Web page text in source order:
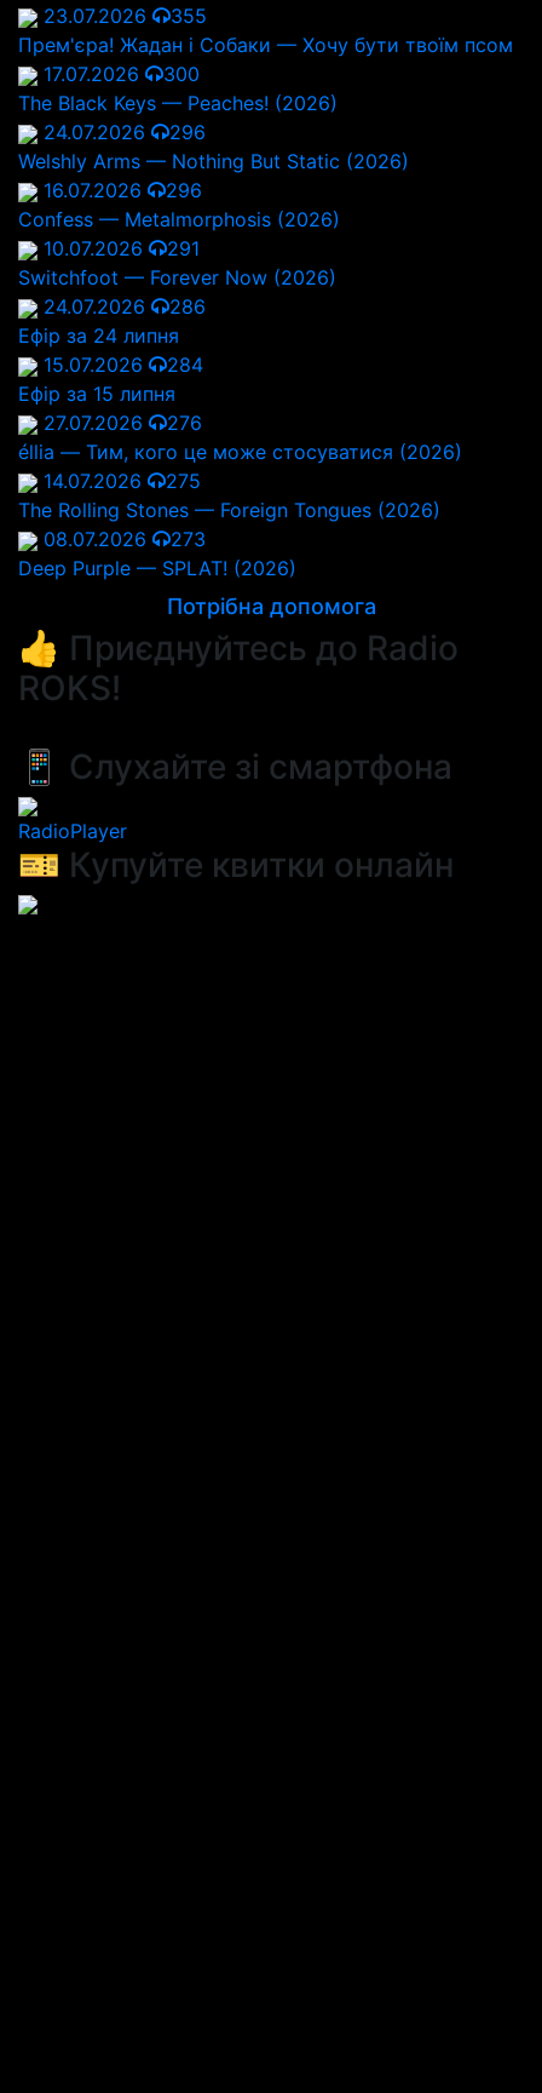
23.07.2026
355
Прем'єра! Жадан і Собаки — Хочу бути твоїм псом
17.07.2026
300
The Black Keys — Peaches! (2026)
24.07.2026
296
Welshly Arms — Nothing But Static (2026)
16.07.2026
296
Confess — Metalmorphosis (2026)
10.07.2026
291
Switchfoot — Forever Now (2026)
24.07.2026
286
Ефір за 24 липня
15.07.2026
284
Ефір за 15 липня
27.07.2026
276
éllia — Тим, кого це може стосуватися (2026)
14.07.2026
275
The Rolling Stones — Foreign Tongues (2026)
08.07.2026
273
Deep Purple — SPLAT! (2026)
Потрібна допомога
👍 Приєднуйтесь до Radio
ROKS!
📱 Слухайте зі смартфона
RadioPlayer
🎫 Купуйте квитки онлайн